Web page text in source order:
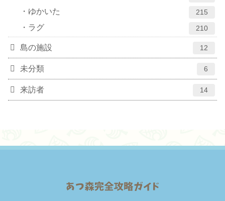
ゆかいた 215
ラグ 210
島の施設 12
未分類 6
来訪者 14